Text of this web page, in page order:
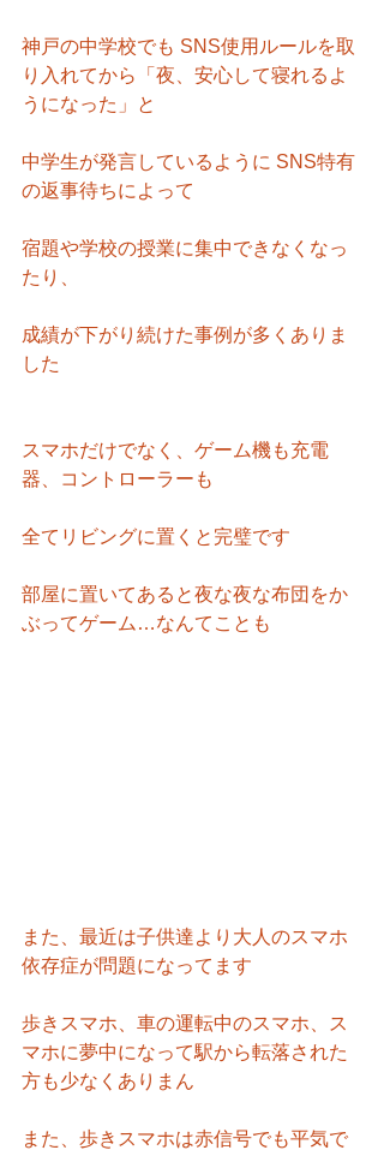
神戸の中学校でも SNS使用ルールを取
り入れてから「夜、安心して寝れるよ
うになった」と
中学生が発言しているように SNS特有
の返事待ちによって
宿題や学校の授業に集中できなくなっ
たり、
成績が下がり続けた事例が多くありま
した
スマホだけでなく、ゲーム機も充電
器、コントローラーも
全てリビングに置くと完璧です
部屋に置いてあると夜な夜な布団をか
ぶってゲーム…なんてことも
また、最近は子供達より大人のスマホ
依存症が問題になってます
歩きスマホ、車の運転中のスマホ、ス
マホに夢中になって駅から転落された
方も少なくありまん
また、歩きスマホは赤信号でも平気で